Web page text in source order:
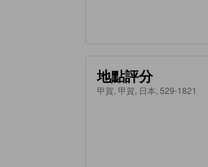
地點評分
甲賀, 甲賀, 日本, 529-1821